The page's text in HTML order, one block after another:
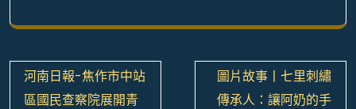
文
章
河南日報-焦作市中站
區國民查察院展開青
圖片故事丨七里刺繡
傳承人：讓阿奶的手